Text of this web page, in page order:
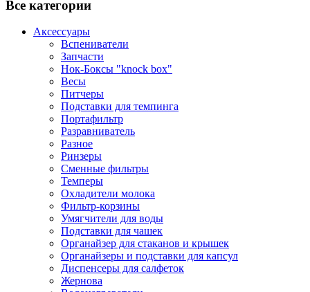
Все категории
Аксессуары
Вспениватели
Запчасти
Нок-Боксы "knock box"
Весы
Питчеры
Подставки для темпинга
Портафильтр
Разравниватель
Разное
Ринзеры
Сменные фильтры
Темперы
Охладители молока
Фильтр-корзины
Умягчители для воды
Подставки для чашек
Органайзер для стаканов и крышек
Органайзеры и подставки для капсул
Диспенсеры для салфеток
Жернова